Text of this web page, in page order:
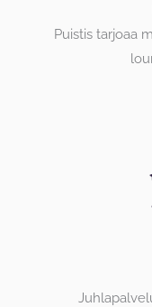
Puistis tarjoaa